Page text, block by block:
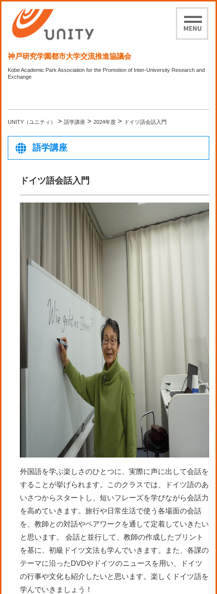
神戸研究学園都市大学交流推進協議会
Kobe Academic Park Association for the Promotion of Inter-University Research and
Exchange
UNITY（ユニティ） >語学講座 >2024年度 > ドイツ語会話入門
語学講座
ドイツ語会話入門
外国語を学ぶ楽しさのひとつに、実際に声に出して会話を
することが挙げられます。このクラスでは、ドイツ語のあ
いさつからスタートし、短いフレーズを学びながら会話力
を高めていきます。旅行や日常生活で使う各場面の会話
を、教師との対話やペアワークを通して定着していきたい
と思います。 会話と並行して、教師の作成したプリント
を基に、初級ドイツ文法も学んでいきます。また、各課の
テーマに沿ったDVDやドイツのニュースを用い、ドイツ
の行事や文化も紹介したいと思います。楽しくドイツ語を
学んでいきましょう！